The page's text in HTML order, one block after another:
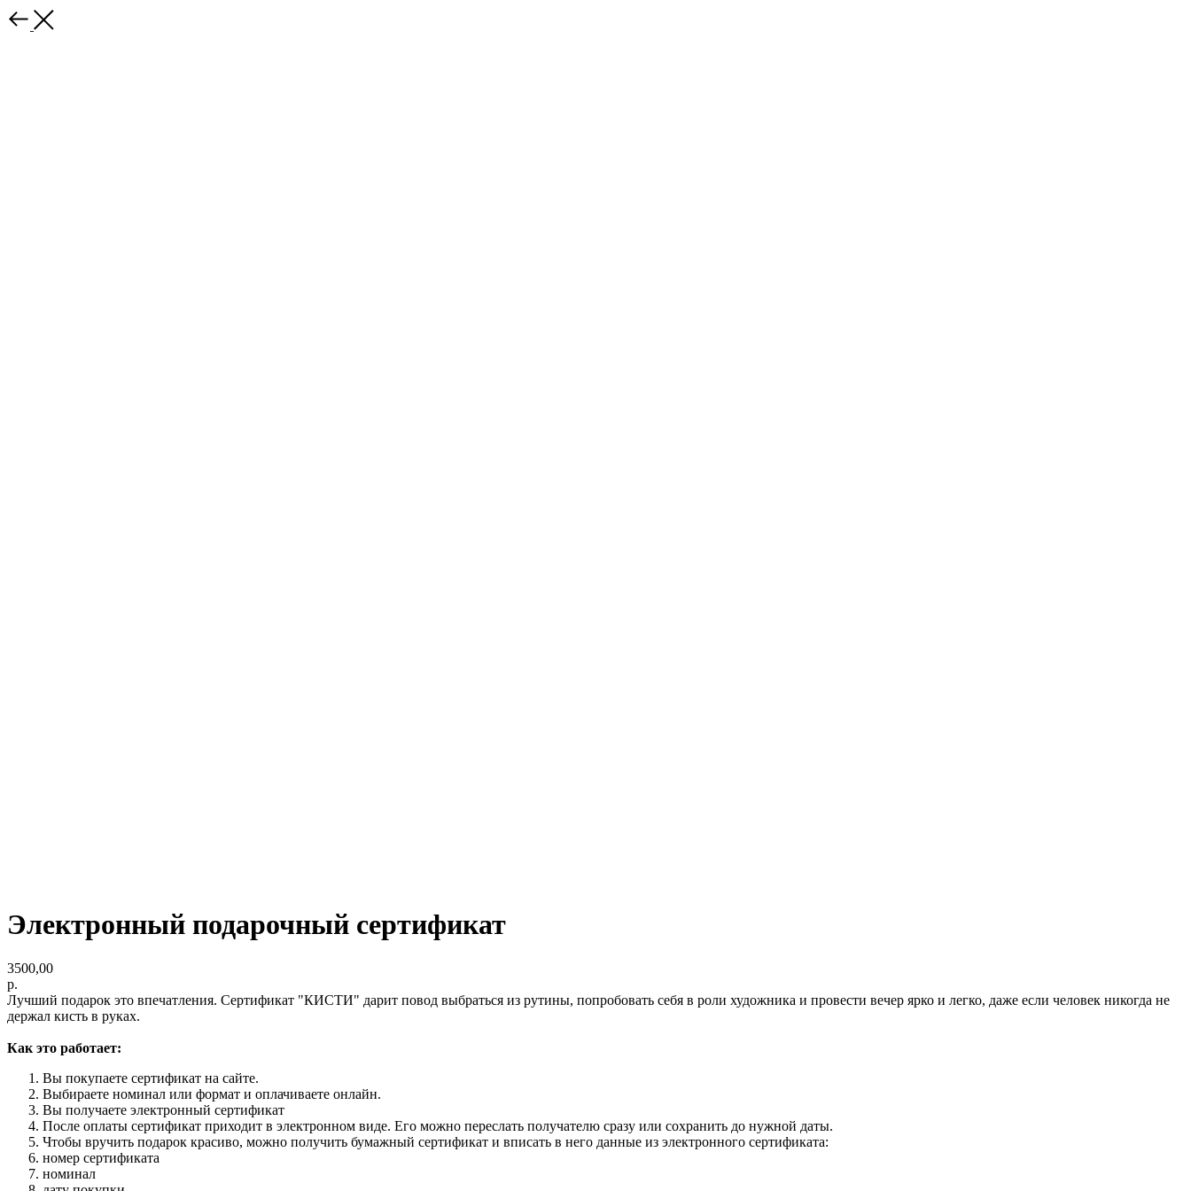
Электронный подарочный сертификат
3500,00
р.
Лучший подарок это впечатления. Сертификат "КИСТИ" дарит повод выбраться из рутины, попробовать себя в роли художника и провести вечер ярко и легко, даже если человек никогда не
держал кисть в руках.
Как это работает:
Вы покупаете сертификат на сайте.
Выбираете номинал или формат и оплачиваете онлайн.
Вы получаете электронный сертификат
После оплаты сертификат приходит в электронном виде. Его можно переслать получателю сразу или сохранить до нужной даты.
Чтобы вручить подарок красиво, можно получить бумажный сертификат и вписать в него данные из электронного сертификата:
номер сертификата
номинал